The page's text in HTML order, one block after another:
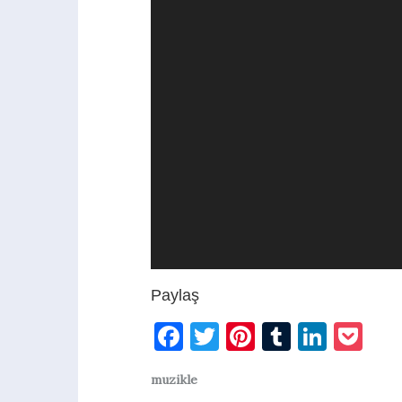
Paylaş
Facebook
TwitterPinterest
Tumblr
muzikle